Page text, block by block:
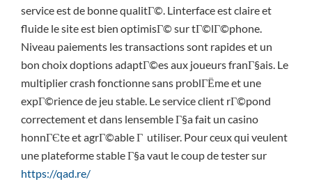
service est de bonne qualitГ©. Linterface est claire et
fluide le site est bien optimisГ© sur tГ©lГ©phone.
Niveau paiements les transactions sont rapides et un
bon choix doptions adaptГ©es aux joueurs franГ§ais. Le
multiplier crash fonctionne sans problГЁme et une
expГ©rience de jeu stable. Le service client rГ©pond
correctement et dans lensemble Г§a fait un casino
honnГЄte et agrГ©able Г utiliser. Pour ceux qui veulent
une plateforme stable Г§a vaut le coup de tester sur
https://qad.re/